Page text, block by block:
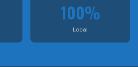
100%
Local